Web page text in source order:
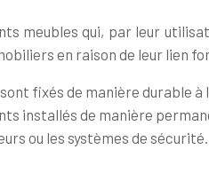
meubles qui, par leur
en raison de leur lien
fixés de manière durable
installés de manière
ou les systèmes de